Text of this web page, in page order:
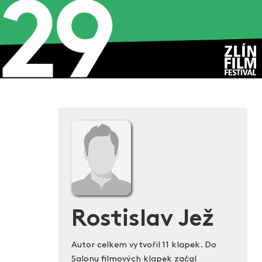
Rostislav Jež
Autor celkem vytvořil 11 klapek. Do
Salonu filmových klapek začal